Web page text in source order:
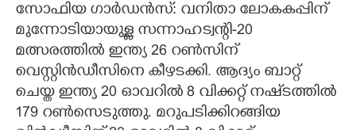
സോഫിയ ഗാർഡൻസ്: വനിതാ ലോകകപ്പിന്
മുന്നോടിയായുള്ള സന്നാഹട്വന്റി-20
മത്സരത്തിൽ ഇന്ത്യ 26 റൺസിന്
വെസ്റ്റിൻഡീസിനെ കീഴടക്കി. ആദ്യം ബാറ്റ്
ചെയ്ത ഇന്ത്യ 20 ഓവറിൽ 8 വിക്കറ്റ് നഷ്‌ടത്തിൽ
179 റൺസെടുത്തു. മറുപടിക്കിറങ്ങിയ